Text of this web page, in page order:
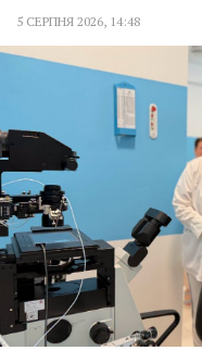
5 СЕРПНЯ 2026 14:48